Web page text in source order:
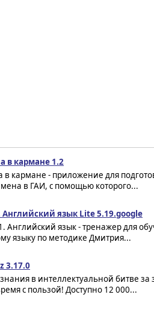
в кармане 1.2
в кармане - приложение для
в ГАИ, с помощью которого...
Английский язык Lite 5.19.google
Английский язык - тренажер для
языку по методике Дмитрия...
3.17.0
в интеллектуальной битве за
с пользой! Доступно 12 000...